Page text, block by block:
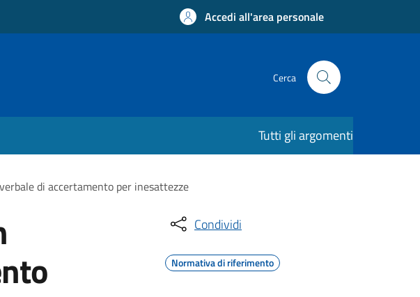
Accedi all'area personale
Cerca
Tutti gli argomenti
di accertamento per inesattezze
Condividi
Normativa di riferimento